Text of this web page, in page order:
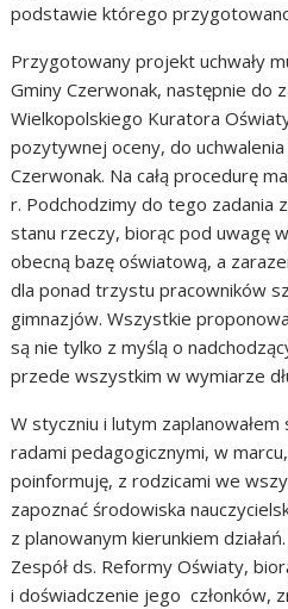
podstawie którego
Przygotowany projekt uchwały
Gminy Czerwonak, następnie do
Wielkopolskiego Kuratora
pozytywnej oceny, do
Czerwonak. Na całą procedurę
r. Podchodzimy do tego zadania
stanu rzeczy, biorąc pod uwagę
obecną bazę oświatową, a
dla ponad trzystu pracowników
gimnazjów. Wszystkie
są nie tylko z myślą o
przede wszystkim w wymiarze
W styczniu i lutym
radami pedagogicznymi, w
poinformuję, z rodzicami we
zapoznać środowiska
z planowanym kierunkiem
Zespół ds. Reformy Oświaty,
i doświadczenie jego członków,